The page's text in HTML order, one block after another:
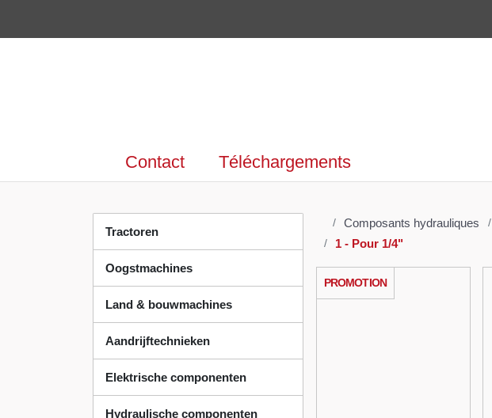
Contact Téléchargements
Tractoren
Oogstmachines
Land & bouwmachines
Aandrijftechnieken
Elektrische componenten
Hydraulische componenten
Composants hydrauliques
1- Tuyaux hydraulique
PROMOTION